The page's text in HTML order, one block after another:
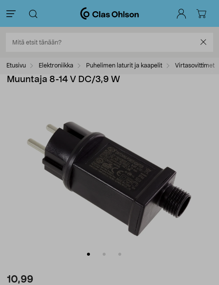
Etusivu Elektroniikka Puhelimen laturit ja kaapelit Virtasovittimet
Muuntaja 8-14 V DC/3,9 W
10,99